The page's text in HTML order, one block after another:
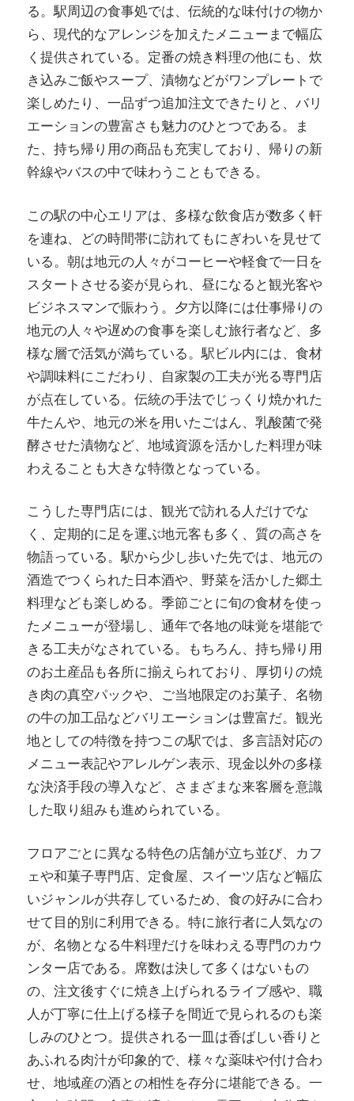
る。駅周辺の食事処では、伝統的な味付けの物か
ら、現代的なアレンジを加えたメニューまで幅広
く提供されている。定番の焼き料理の他にも、炊
き込みご飯やスープ、漬物などがワンプレートで
楽しめたり、一品ずつ追加注文できたりと、バリ
エーションの豊富さも魅力のひとつである。ま
た、持ち帰り用の商品も充実しており、帰りの新
幹線やバスの中で味わうこともできる。
この駅の中心エリアは、多様な飲食店が数多く軒
を連ね、どの時間帯に訪れてもにぎわいを見せて
いる。朝は地元の人々がコーヒーや軽食で一日を
スタートさせる姿が見られ、昼になると観光客や
ビジネスマンで賑わう。夕方以降には仕事帰りの
地元の人々や遅めの食事を楽しむ旅行者など、多
様な層で活気が満ちている。駅ビル内には、食材
や調味料にこだわり、自家製の工夫が光る専門店
が点在している。伝統の手法でじっくり焼かれた
牛たんや、地元の米を用いたごはん、乳酸菌で発
酵させた漬物など、地域資源を活かした料理が味
わえることも大きな特徴となっている。
こうした専門店には、観光で訪れる人だけでな
く、定期的に足を運ぶ地元客も多く、質の高さを
物語っている。駅から少し歩いた先では、地元の
酒造でつくられた日本酒や、野菜を活かした郷土
料理なども楽しめる。季節ごとに旬の食材を使っ
たメニューが登場し、通年で各地の味覚を堪能で
きる工夫がなされている。もちろん、持ち帰り用
のお土産品も各所に揃えられており、厚切りの焼
き肉の真空パックや、ご当地限定のお菓子、名物
の牛の加工品などバリエーションは豊富だ。観光
地としての特徴を持つこの駅では、多言語対応の
メニュー表記やアレルゲン表示、現金以外の多様
な決済手段の導入など、さまざまな来客層を意識
した取り組みも進められている。
フロアごとに異なる特色の店舗が立ち並び、カフ
ェや和菓子専門店、定食屋、スイーツ店など幅広
いジャンルが共存しているため、食の好みに合わ
せて目的別に利用できる。特に旅行者に人気なの
が、名物となる牛料理だけを味わえる専門のカウ
ンター店である。席数は決して多くはないもの
の、注文後すぐに焼き上げられるライブ感や、職
人が丁寧に仕上げる様子を間近で見られるのも楽
しみのひとつ。提供される一皿は香ばしい香りと
あふれる肉汁が印象的で、様々な薬味や付け合わ
せ、地域産の酒との相性を存分に堪能できる。一